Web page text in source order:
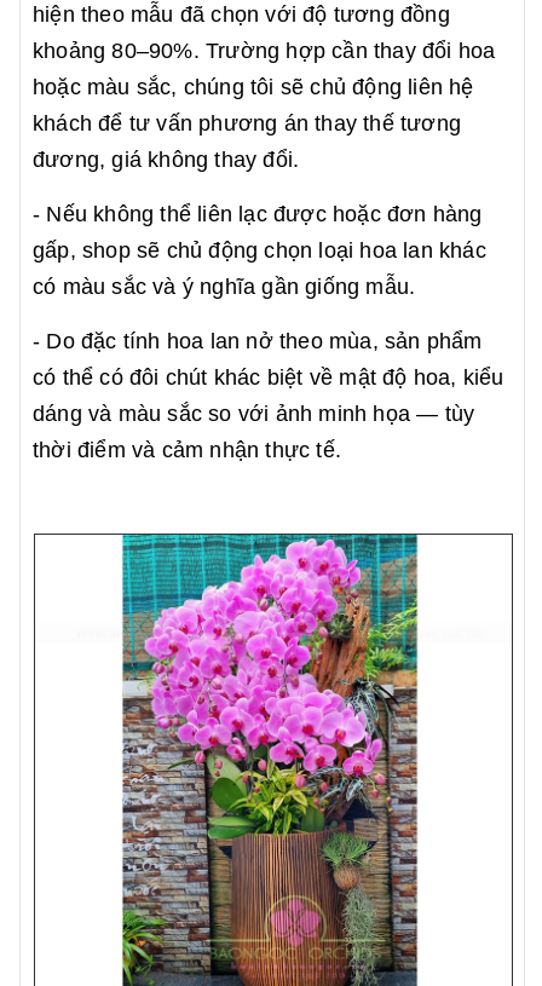
hiện theo mẫu đã chọn với độ tương đồng
khoảng 80–90%. Trường hợp cần thay đổi hoa
hoặc màu sắc, chúng tôi sẽ chủ động liên hệ
khách để tư vấn phương án thay thế tương
đương, giá không thay đổi.
- Nếu không thể liên lạc được hoặc đơn hàng
gấp, shop sẽ chủ động chọn loại hoa lan khác
có màu sắc và ý nghĩa gần giống mẫu.
- Do đặc tính hoa lan nở theo mùa, sản phẩm
có thể có đôi chút khác biệt về mật độ hoa, kiểu
dáng và màu sắc so với ảnh minh họa — tùy
thời điểm và cảm nhận thực tế.